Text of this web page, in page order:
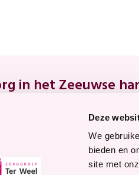
Deze
We
bieden en
site met
in het Zeeuwse
8.7
Waardering voor